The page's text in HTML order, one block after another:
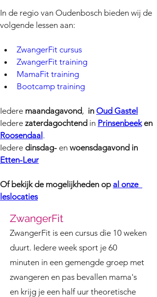
In de regio van Oudenbosch bieden wij de
volgende lessen aan:
ZwangerFit cursus
ZwangerFit training
MamaFit training
Bootcamp training
Iedere maandagavond, in Oud Gastel
Iedere zaterdagochtend in Prinsenbeek en
Roosendaal .
Iedere dinsdag- en woensdagavond in
Etten-Leur
Of bekijk de mogelijkheden op al onze
leslocaties
ZwangerFit
ZwangerFit is een cursus die 10 weken
duurt. Iedere week sport je 60
minuten in een gemengde groep met
zwangeren en pas bevallen mama's
en krijg je een half uur theoretische